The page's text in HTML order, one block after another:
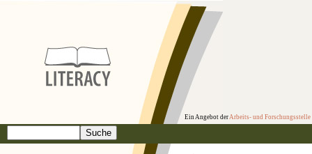
Ein Angebot derArbeits- und